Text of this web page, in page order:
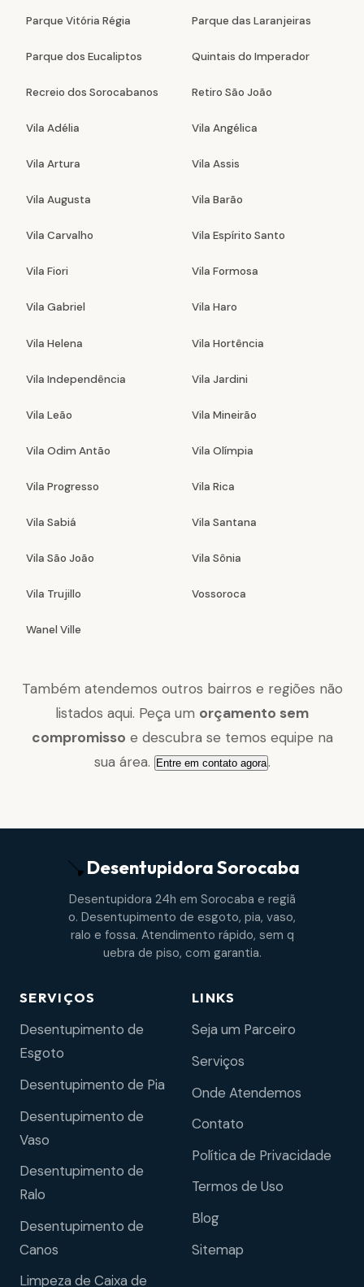
Parque Vitória Régia Parque das Laranjeiras
Parque dos Eucaliptos Quintais do Imperador
Recreio dos Sorocabanos Retiro São João
Vila Adélia Vila Angélica
Vila Artura Vila Assis
Vila Augusta Vila Barão
Vila Carvalho Vila Espírito Santo
Vila Fiori Vila Formosa
Vila Gabriel Vila Haro
Vila Helena Vila Hortência
Vila Independência Vila Jardini
Vila Leão Vila Mineirão
Vila Odim Antão Vila Olímpia
Vila Progresso Vila Rica
Vila Sabiá Vila Santana
Vila São João Vila Sônia
Vila Trujillo Vossoroca
Wanel Ville
Também atendemos outros bairros e regiões não
listados aqui. Peça um orçamento sem
compromisso e descubra se temos equipe na
sua área. Entre em contato agora.
DesentupidoraSorocaba
Desentupidora 24h em Sorocaba e regiã
o. Desentupimento de esgoto, pia, vaso,
ralo e fossa. Atendimento rápido, sem q
uebra de piso, com garantia.
SERVIÇOS
Desentupimento de
Esgoto
Desentupimento de Pia
Desentupimento de
Vaso
Desentupimento de
Ralo
Desentupimento de
Canos
Limpeza de Caixa de
LINKS
Seja um Parceiro
Serviços
Onde Atendemos
Contato
Política de Privacidade
Termos de Uso
Blog
Sitemap